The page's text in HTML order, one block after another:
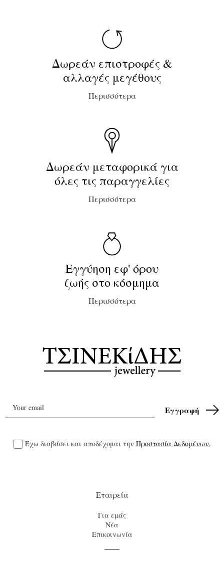
Δωρεάν επιστροφές &
αλλαγές μεγέθους
Περισσότερα
Δωρεάν μεταφορικά για
όλες τις παραγγελίες
Περισσότερα
Εγγύηση εφ' όρου
ζωής στο κόσμημα
Περισσότερα
Έχω διαβάσει και αποδέχομαι την Προστασία Δεδομένων.
Εταιρεία
Για εμάς
Νέα
Επικοινωνία